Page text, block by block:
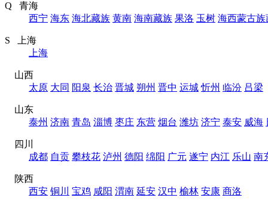
Q 青海
西宁 海东 海北藏族 黄南 海南藏族 果洛 玉树 海西蒙古族
S 上海
上海
山西
太原 大同 阳泉 长治 晋城 朔州 晋中 运城 忻州 临汾 吕梁
山东
泰州 济南 青岛 淄博 枣庄 东营 烟台 潍坊 济宁 泰安 威海
四川
成都 自贡 攀枝花 泸州 德阳 绵阳 广元 遂宁 内江 乐山 南
陕西
西安 铜川 宝鸡 咸阳 渭南 延安 汉中 榆林 安康 商洛